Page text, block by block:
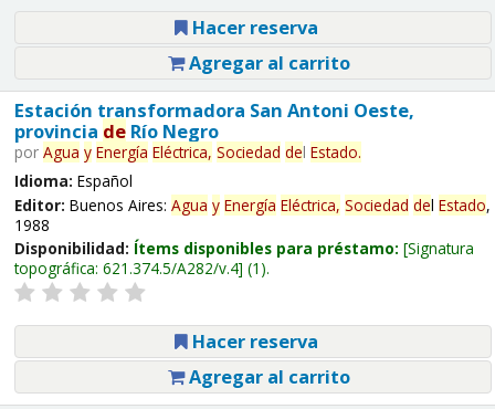
Hacer reserva
Agregar al carrito
Estación transformadora San Antoni Oeste,
provincia deRío Negro
por Agua y Energía Eléctrica, Sociedad del Estado.
Idioma: Español
Editor: Buenos Aires: Agua y Energía Eléctrica, Sociedad del Estado,
1988
Disponibilidad: Ítems disponibles para préstamo: Signatura
topográfica: 621.374.5/A282/v.4 (1).
Hacer reserva
Agregar al carrito